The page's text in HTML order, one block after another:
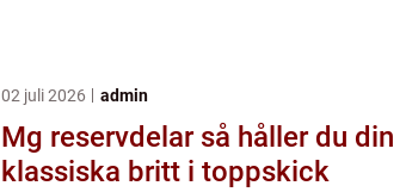
02 juli 2026 admin
Mg reservdelar så håller du din
klassiska britt i toppskick